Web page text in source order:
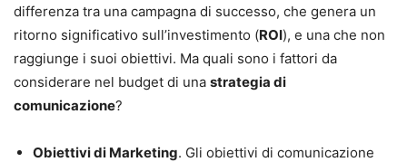
differenza tra una campagna di successo, che genera un
ritorno significativo sull’investimento (ROI), e una che non
raggiunge i suoi obiettivi. Ma quali sono i fattori da
considerare nel budget di una strategia di
comunicazione?
Obiettivi di Marketing. Gli obiettivi di comunicazione